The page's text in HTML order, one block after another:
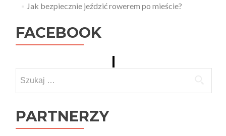
Jak bezpiecznie jeździć rowerem po mieście?
FACEBOOK
PARTNERZY